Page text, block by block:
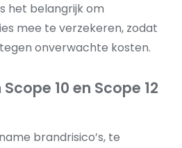
het belangrijk om
mee te verzekeren, zodat
onverwachte kosten.
10 en Scope 12
brandrisico’s, te